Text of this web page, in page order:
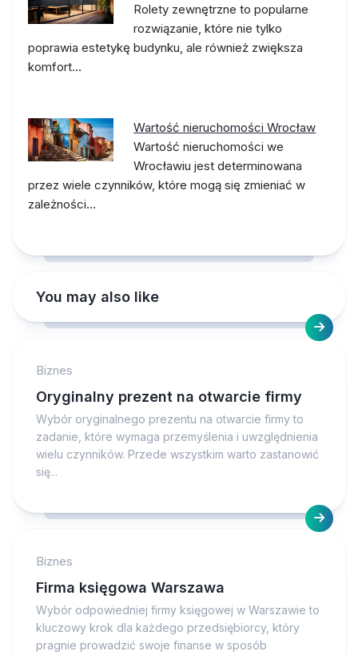
Rolety zewnętrzne to popularne
rozwiązanie, które nie tylko
poprawia estetykę budynku, ale również zwiększa
komfort…
Wartość nieruchomości Wrocław
Wartość nieruchomości we
Wrocławiu jest determinowana
przez wiele czynników, które mogą się zmieniać w
zależności…
You may also like
Biznes
Oryginalny prezent na otwarcie firmy
Wybór oryginalnego prezentu na otwarcie firmy to
zadanie, które wymaga przemyślenia i uwzględnienia
wielu czynników. Przede wszystkim warto zastanowić
się...
Biznes
Firma księgowa Warszawa
Wybór odpowiedniej firmy księgowej w Warszawie to
kluczowy krok dla każdego przedsiębiorcy, który
pragnie prowadzić swoje finanse w sposób